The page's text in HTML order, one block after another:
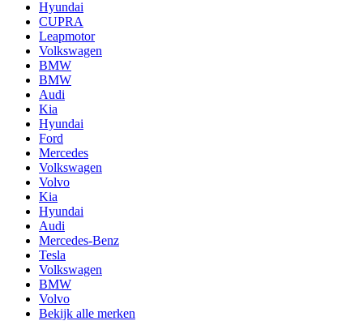
Hyundai
CUPRA
Leapmotor
Volkswagen
BMW
BMW
Audi
Kia
Hyundai
Ford
Mercedes
Volkswagen
Volvo
Kia
Hyundai
Audi
Mercedes-Benz
Tesla
Volkswagen
BMW
Volvo
Bekijk alle merken